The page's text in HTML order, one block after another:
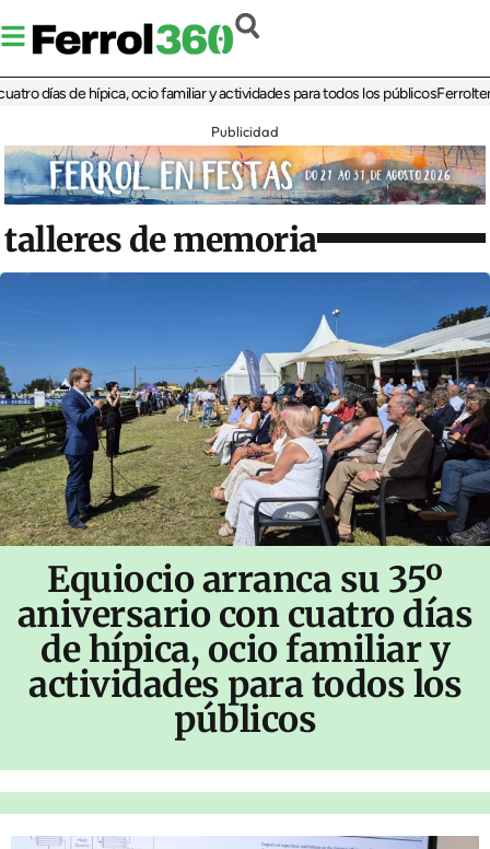
de hípica, ocio familiar y actividades para todos los públicosFerrolterra
Publicidad
talleres de memoria
Equiocio arranca su 35º
aniversario con cuatro días
de hípica, ocio familiar y
actividades para todos los
públicos